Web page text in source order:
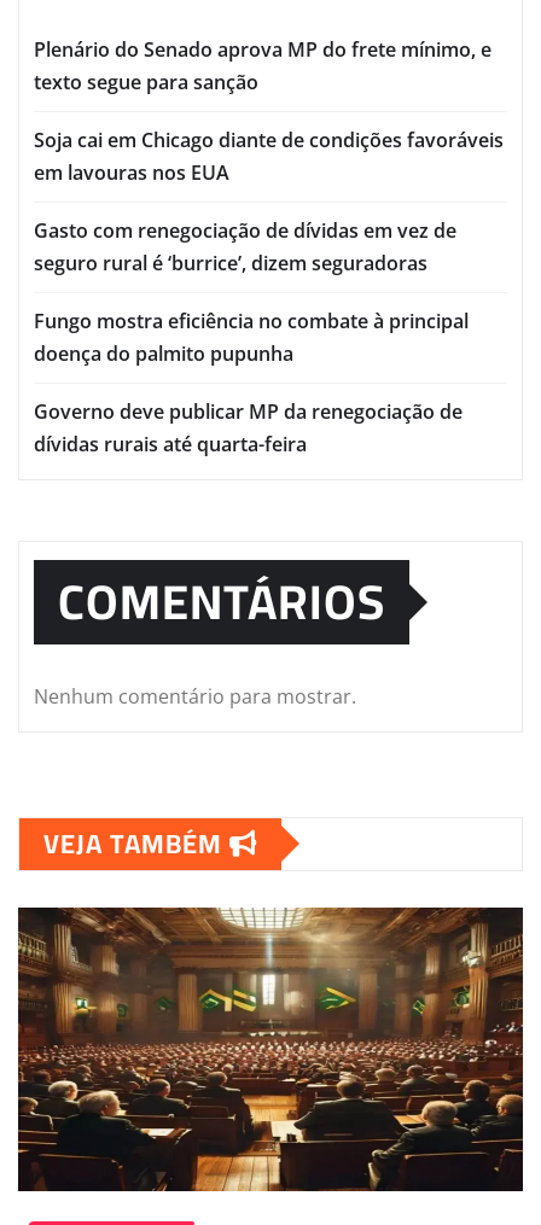
Plenário do Senado aprova MP do frete mínimo, e
texto segue para sanção
Soja cai em Chicago diante de condições favoráveis
em lavouras nos EUA
Gasto com renegociação de dívidas em vez de
seguro rural é ‘burrice’, dizem seguradoras
Fungo mostra eficiência no combate à principal
doença do palmito pupunha
Governo deve publicar MP da renegociação de
dívidas rurais até quarta-feira
COMENTÁRIOS
Nenhum comentário para mostrar.
VEJA TAMBÉM